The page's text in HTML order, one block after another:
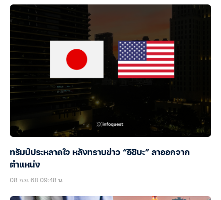
ทรัมป์ประหลาดใจ หลังทราบข่าว “อิชิบะ” ลาออกจาก
ตำแหน่ง
08 ก.ย. 68 09:48 น.